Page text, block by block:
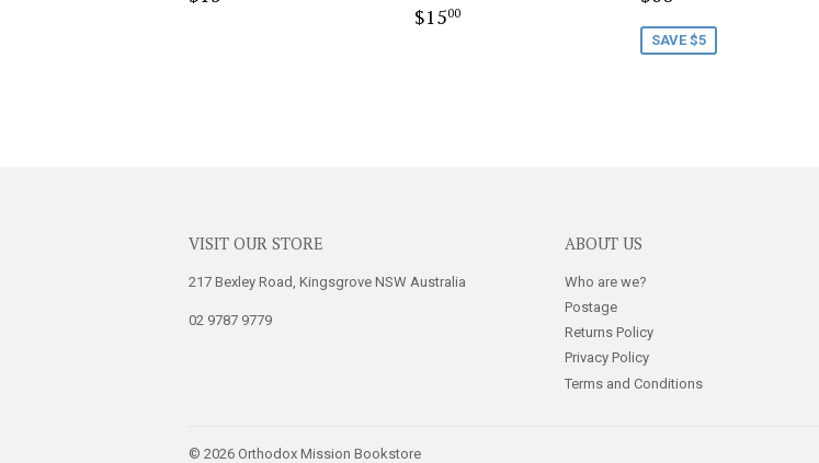
Regular
$1500
SAVE $5
VISIT OUR STORE
217 Bexley Road, Kingsgrove NSW Australia
02 9787 9779
ABOUT US
Who are we?
Postage
Returns Policy
Privacy Policy
Terms and Conditions
© 2026 Orthodox Mission Bookstore